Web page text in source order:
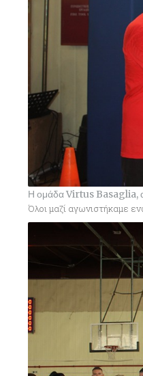
Η ομάδα Virtus Basaglia,
Όλοι μαζί αγωνιστήκαμε